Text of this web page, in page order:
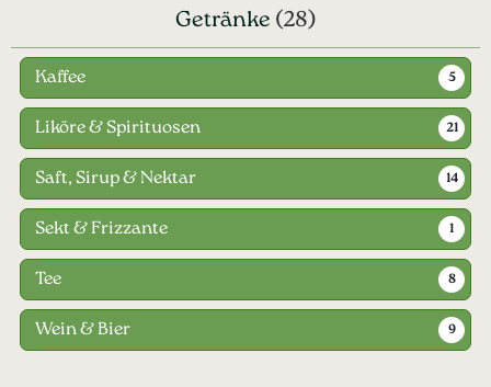
Getränke (28)
Kaffee 5
Liköre & Spirituosen 21
Saft, Sirup & Nektar 14
Sekt & Frizzante 1
Tee 8
Wein & Bier 9